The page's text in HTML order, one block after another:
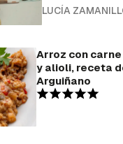
LUCÍA
Arroz con
y alioli, receta
Arguiñano